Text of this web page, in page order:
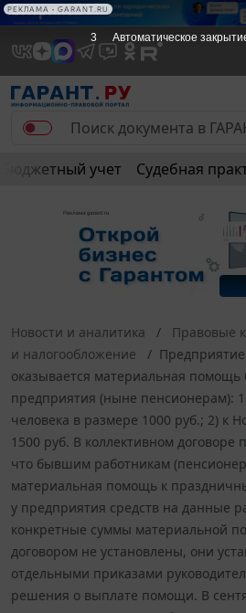
Бюджетный учет Судебная
Новости и аналитика Правовые
и налогообложение
оказывается материальная
предприятия (ныне пенсионерам):
человека в размере 1000 руб.; 2) к
1500 руб. В коллективном договоре
что бывшим работникам
материальная помощь к
у предприятия средств на данные
конкретные суммы материальной
договором не установлены, они
отдельными приказами
решения о выплате помощи. В
3 Автоматическое
РЕКЛАМА • GARANT.RU